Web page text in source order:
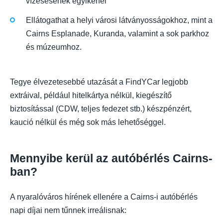
Ellátogathat a helyi városi látványosságokhoz, mint a
Cairns Esplanade, Kuranda, valamint a sok parkhoz
és múzeumhoz.
Tegye élvezetesebbé utazását a FindYCar legjobb
extráival, például hitelkártya nélkül, kiegészítő
biztosítással (CDW, teljes fedezet stb.) készpénzért,
kaució nélkül és még sok más lehetőséggel.
Mennyibe kerül az autóbérlés Cairns-
ban?
A nyaralóváros hírének ellenére a Cairns-i autóbérlés
napi díjai nem tűnnek irreálisnak: